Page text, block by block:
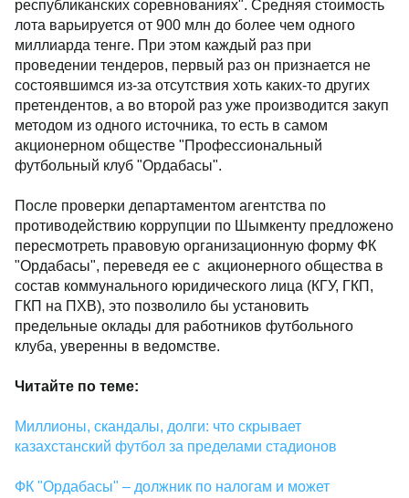
республиканских соревнованиях". Средняя стоимость
лота варьируется от 900 млн до более чем одного
миллиарда тенге. При этом каждый раз при
проведении тендеров, первый раз он признается не
состоявшимся из-за отсутствия хоть каких-то других
претендентов, а во второй раз уже производится закуп
методом из одного источника, то есть в самом
акционерном обществе "Профессиональный
футбольный клуб "Ордабасы".
После проверки департаментом агентства по
противодействию коррупции по Шымкенту предложено
пересмотреть правовую организационную форму ФК
"Ордабасы", переведя ее с акционерного общества в
состав коммунального юридического лица (КГУ, ГКП,
ГКП на ПХВ), это позволило бы установить
предельные оклады для работников футбольного
клуба, уверенны в ведомстве.
Читайте по теме:
Миллионы, скандалы, долги: что скрывает
казахстанский футбол за пределами стадионов
ФК "Ордабасы" – должник по налогам и может